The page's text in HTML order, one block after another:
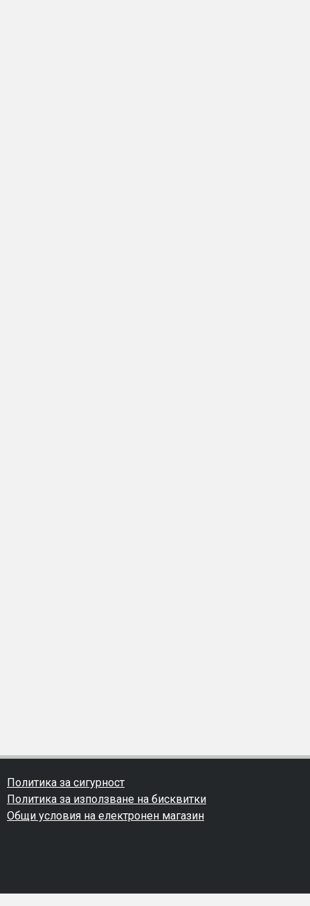
Политика за сигурност
Политика за използване на бисквитки
Общи условия на електронен магазин